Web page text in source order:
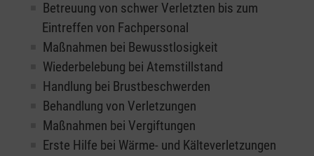
Betreuung von schwer Verletzten bis zum
Eintreffen von Fachpersonal
Maßnahmen bei Bewusstlosigkeit
Wiederbelebung bei Atemstillstand
Handlung bei Brustbeschwerden
Behandlung von Verletzungen
Maßnahmen bei Vergiftungen
Erste Hilfe bei Wärme- und Kälteverletzungen